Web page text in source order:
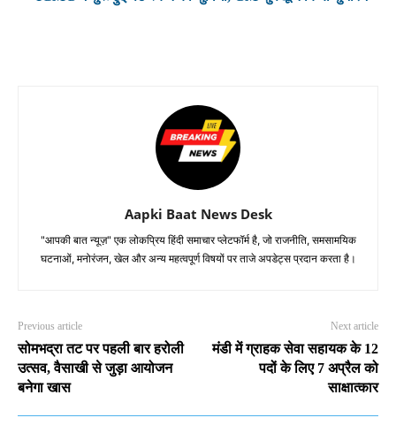
Aapki Baat News Desk
"आपकी बात न्यूज़" एक लोकप्रिय हिंदी समाचार प्लेटफॉर्म है, जो राजनीति, समसामयिक
घटनाओं, मनोरंजन, खेल और अन्य महत्वपूर्ण विषयों पर ताजे अपडेट्स प्रदान करता है।
Previous article
सोमभद्रा तट पर पहली बार हरोली
उत्सव, वैसाखी से जुड़ा आयोजन
बनेगा खास
Next article
मंडी में ग्राहक सेवा सहायक के 12
पदों के लिए 7 अप्रैल को
साक्षात्कार